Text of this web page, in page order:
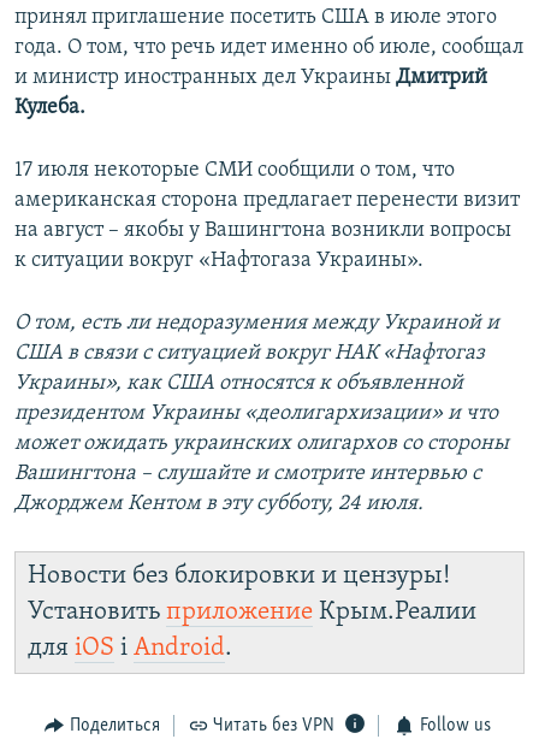
принял приглашение посетить США в июле этого
года. О том, что речь идет именно об июле, сообщал
и министр иностранных дел Украины Дмитрий
Кулеба.
17 июля некоторые СМИ сообщили о том, что
американская сторона предлагает перенести визит
на август – якобы у Вашингтона возникли вопросы
к ситуации вокруг «Нафтогаза Украины».
О том, есть ли недоразумения между Украиной и
США в связи с ситуацией вокруг НАК «Нафтогаз
Украины», как США относятся к объявленной
президентом Украины «деолигархизации» и что
может ожидать украинских олигархов со стороны
Вашингтона – слушайте и смотрите интервью с
Джорджем Кентом в эту субботу, 24 июля.
Новости без блокировки и цензуры!
Установить приложение Крым.Реалии
для iOS і Android.
Поделиться Читать без VPN Follow us